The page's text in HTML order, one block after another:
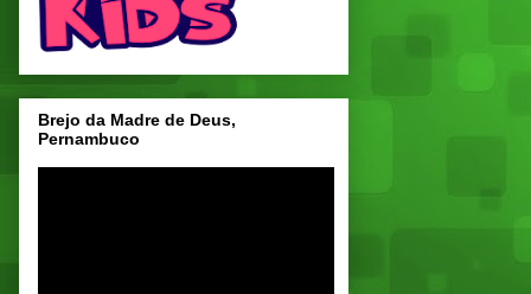
Brejo da Madre de Deus,
Pernambuco